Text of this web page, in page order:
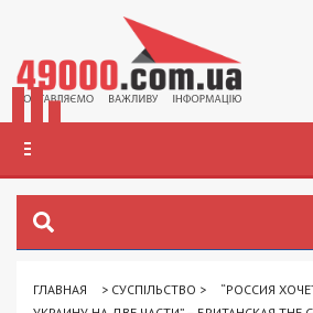
ГЛАВНАЯ > СУСПІЛЬСТВО >
“РОССИЯ